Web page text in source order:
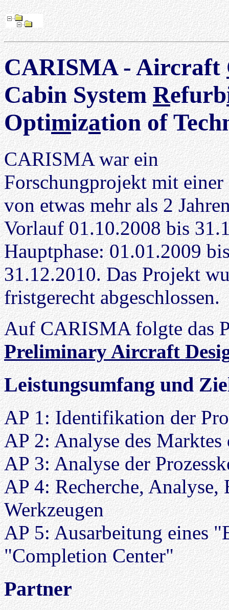
CARISMA - Aircraft
Cabin SystemRefurb
Optimization of
CARISMA war ein
Forschungprojekt mit einer
von etwas mehr als 2
Vorlauf 01.10.2008 bis
Hauptphase: 01.01.2009
31.12.2010. Das Projekt
fristgerecht abgeschlossen.
Auf CARISMA folgte das
Preliminary Aircraft
Leistungsumfang und
AP 1: Identifikation der
AP 2: Analyse des
AP 3: Analyse der
AP 4: Recherche,
Werkzeugen
AP 5: Ausarbeitung eines
"Completion Center"
Partner